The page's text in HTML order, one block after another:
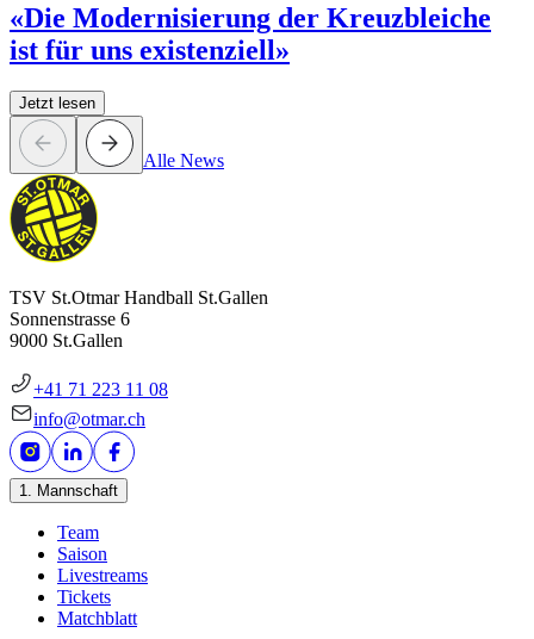
«Die Modernisierung der Kreuzbleiche
ist für uns existenziell»
Jetzt lesen
Alle News
TSV St.Otmar Handball St.Gallen
Sonnenstrasse 6
9000 St.Gallen
+41 71 223 11 08
info@otmar.ch
1. Mannschaft
Team
Saison
Livestreams
Tickets
Matchblatt